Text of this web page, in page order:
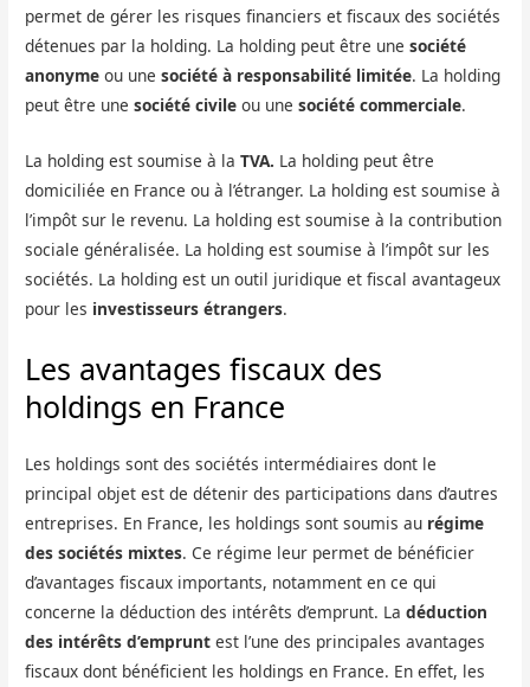
permet de gérer les risques financiers et fiscaux des sociétés
détenues par la holding. La holding peut être unesociété
anonyme ou unesociété à responsabilité limitée. La holding
peut être unesociété civile ou unesociété commerciale.
La holding est soumise à laTVA. La holding peut être
domiciliée en France ou à l’étranger. La holding est soumise à
l’impôt sur le revenu. La holding est soumise à la contribution
sociale généralisée. La holding est soumise à l’impôt sur les
sociétés. La holding est un outil juridique et fiscal avantageux
pour les investisseurs étrangers.
Les avantages fiscaux des
holdings en France
Les holdings sont des sociétés intermédiaires dont le
principal objet est de détenir des participations dans d’autres
entreprises. En France, les holdings sont soumis au régime
des sociétés mixtes. Ce régime leur permet de bénéficier
d’avantages fiscaux importants, notamment en ce qui
concerne la déduction des intérêts d’emprunt. Ladéduction
des intérêts d’emprunt est l’une des principales avantages
fiscaux dont bénéficient les holdings en France. En effet, les